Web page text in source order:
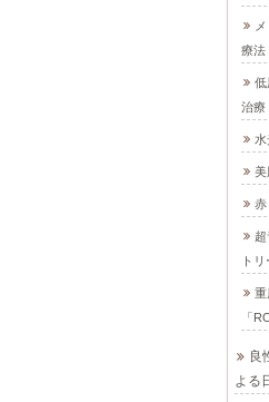
療法
低
治療
水
美
赤
超
ト
重
「
良
よる